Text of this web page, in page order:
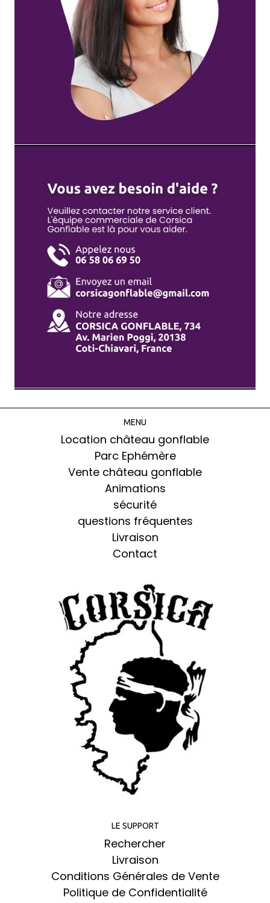
MENU
Location château gonflable
Parc Ephémère
Vente château gonflable
Animations
sécurité
questions fréquentes
Livraison
Contact
LE SUPPORT
Rechercher
Livraison
Conditions Générales de Vente
Politique de Confidentialité